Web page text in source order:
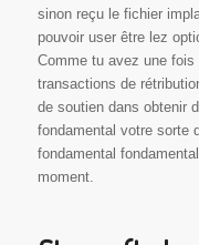
sinon reçu le fichier
pouvoir user être lez
Comme tu avez une
transactions de
de soutien dans obtenir
fondamental votre sorte
fondamental
moment.